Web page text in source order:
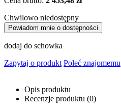
Chwilowo niedostępny
Powiadom mnie o dostępności
dodaj do schowka
Zapytaj o produkt Poleć znajomemu
Opis produktu
Recenzje produktu (0)